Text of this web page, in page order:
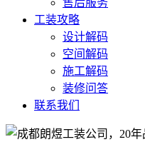
售后服务
工装攻略
设计解码
空间解码
施工解码
装修问答
联系我们